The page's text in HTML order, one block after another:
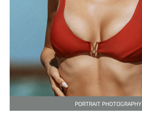
PORTRAIT PHOTOGRAPHY